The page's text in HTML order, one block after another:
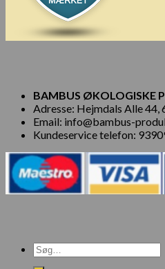
BAMBUS ØKOLOGISKE
Adresse: Hejmdals Alle 44,
Email: info@bambus-
Kundeservice telefon:
Søg
efter: